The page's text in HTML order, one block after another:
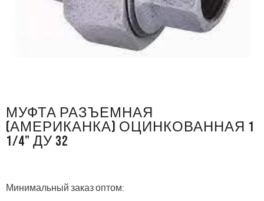
МУФТА РАЗЪЕМНАЯ
(АМЕРИКАНКА) ОЦИНКОВАННАЯ 1
1/4" ДУ 32
Минимальный заказ оптом: